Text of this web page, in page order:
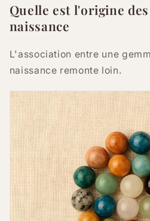
Quelle est l'origine
naissance
L'association entre une
naissance remonte loin.